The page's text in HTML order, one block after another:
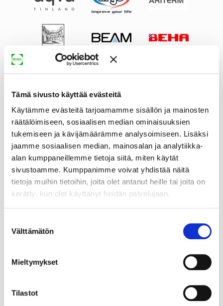
Tämä sivusto käyttää evästeitä
Käytämme evästeitä tarjoamamme sisällön ja mainosten
räätälöimiseen, sosiaalisen median ominaisuuksien
tukemiseen ja kävijämäärämme analysoimiseen. Lisäksi
jaamme sosiaalisen median, mainosalan ja analytiikka-
alan kumppaneillemme tietoja siitä, miten käytät
sivustoamme. Kumppanimme voivat yhdistää näitä
tietoja muihin tietoihin, joita olet antanut heille tai joita on
kerätty, kun olet käyttänyt heidän palvelujaan.
valinta
Välttämätön
Mieltymykset
Tilastot